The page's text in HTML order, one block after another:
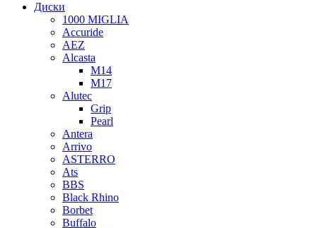
Диски
1000 MIGLIA
Accuride
AEZ
Alcasta
M14
M17
Alutec
Grip
Pearl
Antera
Arrivo
ASTERRO
Ats
BBS
Black Rhino
Borbet
Buffalo